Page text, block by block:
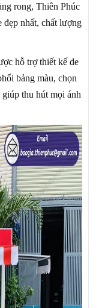
rong, Thiên Phúc
đẹp nhất, chất lượng
hỗ trợ thiết kế de
bảng màu, chọn
thu hút mọi ánh